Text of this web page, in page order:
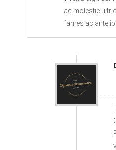
ac molestie
fames ac ante